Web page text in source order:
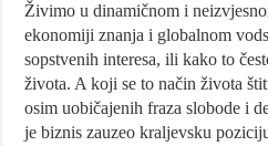
Živimo u dinamičnom i
ekonomiji znanja i globalnom
sopstvenih interesa, ili kako to
života. A koji se to način života
osim uobičajenih fraza slobode i
je biznis zauzeo kraljevsku